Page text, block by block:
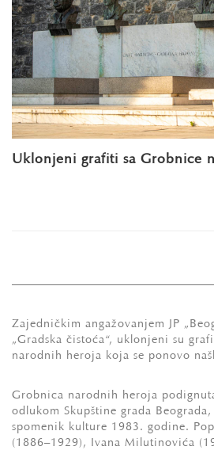
Uklonjeni grafiti sa Grobnice
Zajedničkim angažovanjem JP
„Gradska čistoća“, uklonjeni su
narodnih heroja koja se ponovo
Grobnica narodnih heroja
odlukom Skupštine grada
spomenik kulture 1983. godine.
(1886–1929), Ivana Milutinovića